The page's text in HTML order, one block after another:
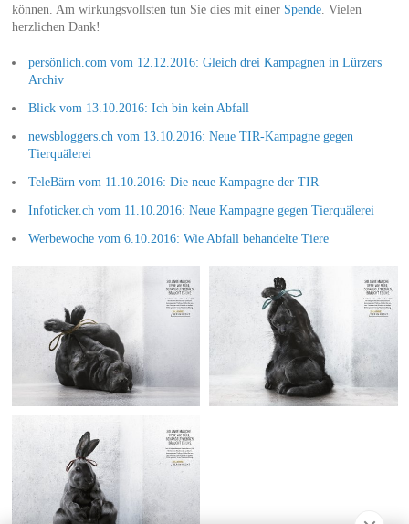
können. Am wirkungsvollsten tun Sie dies mit einer Spende. Vielen
herzlichen Dank!
persönlich.com vom 12.12.2016: Gleich drei Kampagnen in Lürzers
Archiv
Blick vom 13.10.2016: Ich bin kein Abfall
newsbloggers.ch vom 13.10.2016: Neue TIR-Kampagne gegen
Tierquälerei
TeleBärn vom 11.10.2016: Die neue Kampagne der TIR
Infoticker.ch vom 11.10.2016: Neue Kampagne gegen Tierquälerei
Werbewoche vom 6.10.2016: Wie Abfall behandelte Tiere